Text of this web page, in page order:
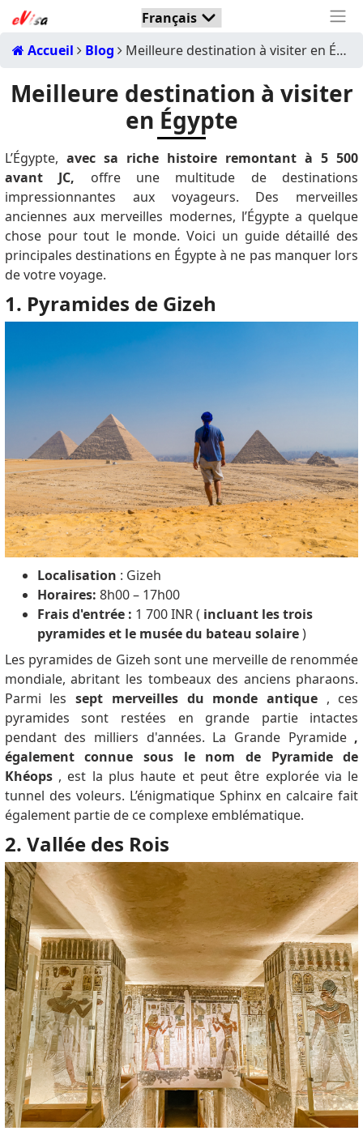
Accueil Blog Meilleure destination à visiter en Égypte
Meilleure destination à visiter
en Égypte
L’Égypte, avec sa riche histoire remontant à 5 500
avant JC, offre une multitude de destinations
impressionnantes aux voyageurs. Des merveilles
anciennes aux merveilles modernes, l’Égypte a quelque
chose pour tout le monde. Voici un guide détaillé des
principales destinations en Égypte à ne pas manquer lors
de votre voyage.
1. Pyramides de Gizeh
Localisation : Gizeh
Horaires: 8h00 – 17h00
Frais d'entrée : 1 700 INR ( incluant les trois
pyramides et le musée du bateau solaire)
Les pyramides de Gizeh sont une merveille de renommée
mondiale, abritant les tombeaux des anciens pharaons.
Parmi lessept merveilles du monde antique, ces
pyramides sont restées en grande partie intactes
pendant des milliers d'années. La Grande Pyramide ,
également connue sous le nom de Pyramide de
Khéops, est la plus haute et peut être explorée via le
tunnel des voleurs. L’énigmatique Sphinx en calcaire fait
également partie de ce complexe emblématique.
2. Vallée des Rois